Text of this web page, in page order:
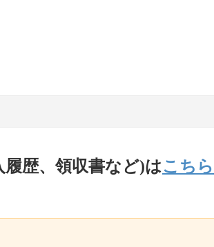
歴、領収書など)はこちら